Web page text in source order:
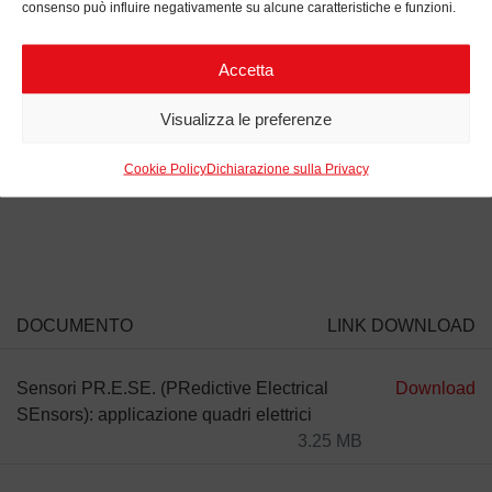
consenso può influire negativamente su alcune caratteristiche e funzioni.
Accetta
Visualizza le preferenze
Cookie PolicyDichiarazione sulla Privacy
DOCUMENTO LINK DOWNLOAD
Sensori PR.E.SE. (PRedictive Electrical
SEnsors): applicazione quadri elettrici
3.25 MB
Download